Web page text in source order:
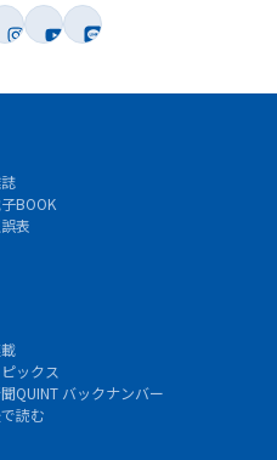
BOOK
表
ピックス
QUINT バックナンバー
読む